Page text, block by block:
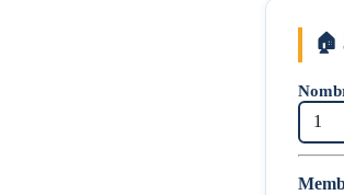
🏠